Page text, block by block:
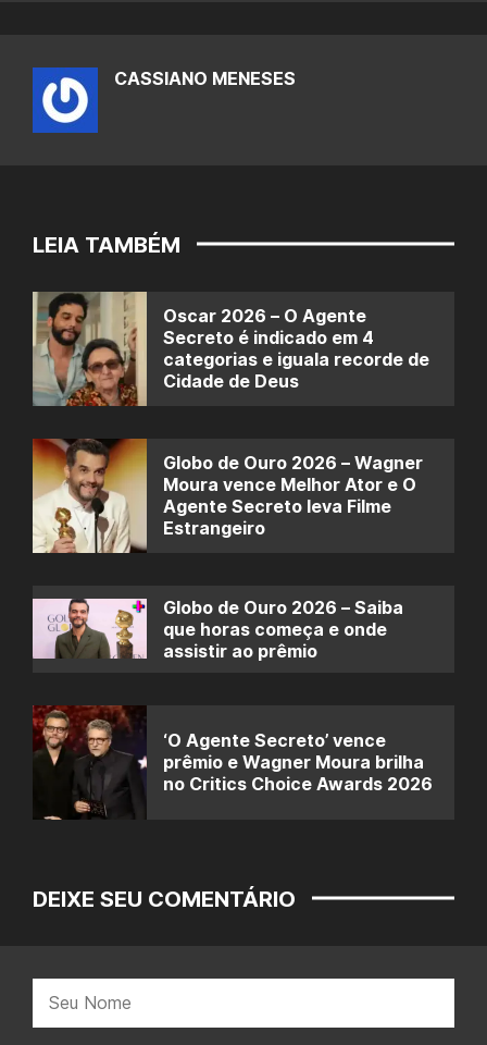
CASSIANO MENESES
LEIA TAMBÉM
Oscar 2026 – O Agente
Secreto é indicado em 4
categorias e iguala recorde de
Cidade de Deus
Globo de Ouro 2026 – Wagner
Moura vence Melhor Ator e O
Agente Secreto leva Filme
Estrangeiro
Globo de Ouro 2026 – Saiba
que horas começa e onde
assistir ao prêmio
‘O Agente Secreto’ vence
prêmio e Wagner Moura brilha
no Critics Choice Awards 2026
DEIXE SEU COMENTÁRIO